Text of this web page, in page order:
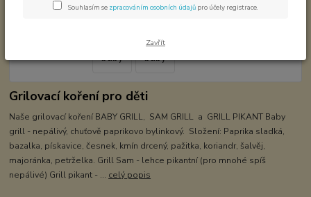
Grilovací koření pro děti
Naše grilovací koření BABY GRILL, SAM GRILL a GRILL PIKANT Baby
grill - nepálivý, chuťově paprikovo bylinkový. Složení: Paprika sladká,
bazalka, pískavice, česnek, kmín drcený, pažitka, koriandr, šalvěj,
majoránka, petrželka. Grill Sam - lehce pikantní (pro mnohé spíš
nepálivé) Grill pikant - ... celý popis
Souhlasím se zpracováním osobních údajů pro účely registrace.
Zavřít